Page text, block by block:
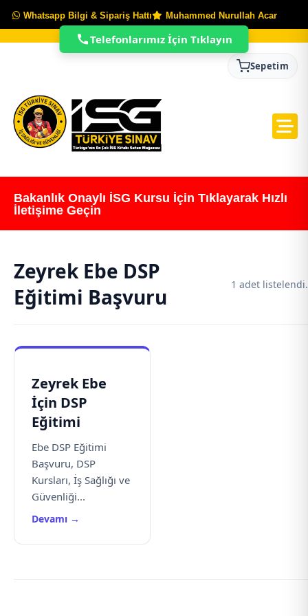
Whatsapp Bilgi & Sipariş Hattı Muhammed Nurullah Acar
Sepetim
Bakanlık Onaylı İSG Kursu İçin Tıklayarak Hızlı
İletişime Geçin
Zeyrek Ebe DSP
Eğitimi Başvuru
1 adet listelendi.
Zeyrek Ebe
İçin DSP
Eğitimi
Ebe DSP Eğitimi
Başvuru, DSP
Kursları, İş Sağlığı ve
Güvenliği...
Devamı →
Telefonlarımız İçin Tıklayın